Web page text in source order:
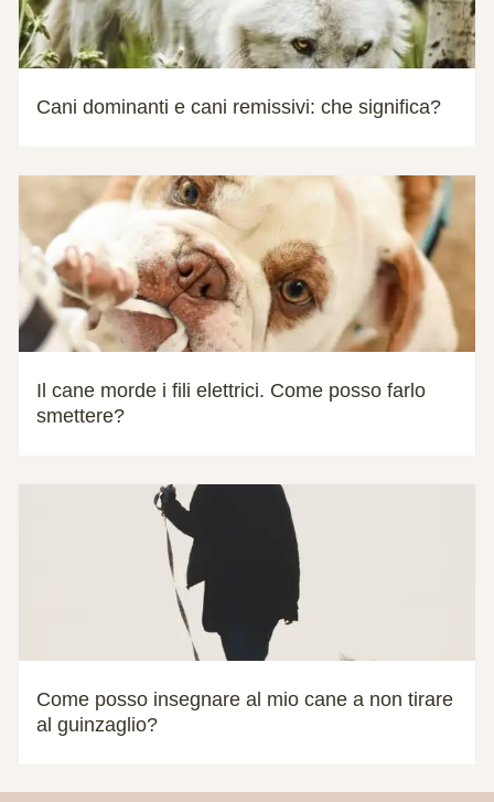
Cani dominanti e cani remissivi: che significa?
Il cane morde i fili elettrici. Come posso farlo
smettere?
Come posso insegnare al mio cane a non tirare
al guinzaglio?